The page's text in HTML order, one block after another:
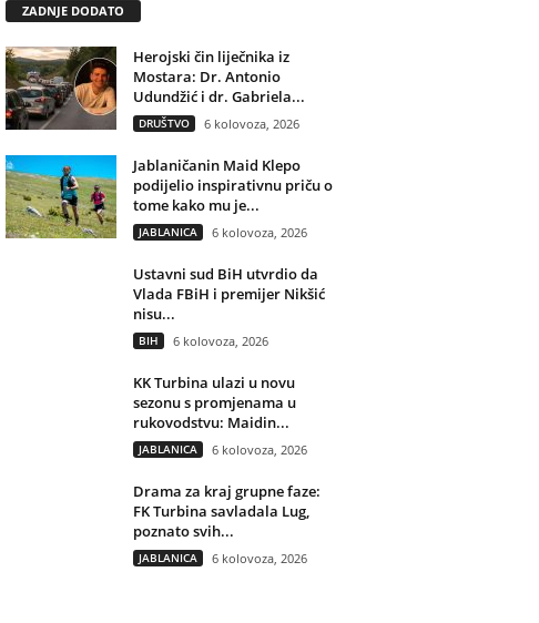
ZADNJE DODATO
Herojski čin liječnika iz
Mostara: Dr. Antonio
Udundžić i dr. Gabriela...
DRUŠTVO 6 kolovoza, 2026
Jablaničanin Maid Klepo
podijelio inspirativnu priču o
tome kako mu je...
JABLANICA 6 kolovoza, 2026
Ustavni sud BiH utvrdio da
Vlada FBiH i premijer Nikšić
nisu...
BIH 6 kolovoza, 2026
KK Turbina ulazi u novu
sezonu s promjenama u
rukovodstvu: Maidin...
JABLANICA 6 kolovoza, 2026
Drama za kraj grupne faze:
FK Turbina savladala Lug,
poznato svih...
JABLANICA 6 kolovoza, 2026